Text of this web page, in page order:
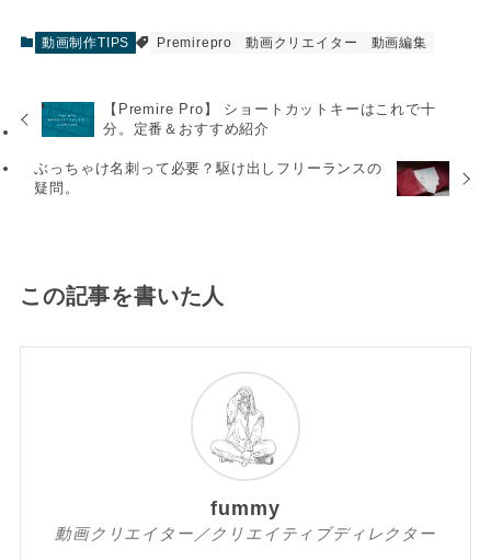
動画制作TIPS Premirepro 動画クリエイター 動画編集
【Premire Pro】 ショートカットキーはこれで十
分。定番＆おすすめ紹介
ぶっちゃけ名刺って必要？駆け出しフリーランスの
疑問。
この記事を書いた人
fummy
動画クリエイター／クリエイティブディレクター